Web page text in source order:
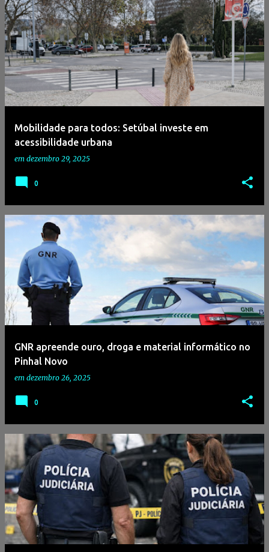
Mobilidade para todos: Setúbal investe em
acessibilidade urbana
em dezembro 29, 2025
0
GNR apreende ouro, droga e material informático no
Pinhal Novo
em dezembro 26, 2025
0